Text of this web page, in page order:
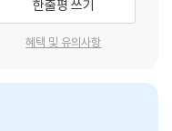
할아버지 목소리가 들립니다.
한줄평 쓰기
혜택 및 유의사항